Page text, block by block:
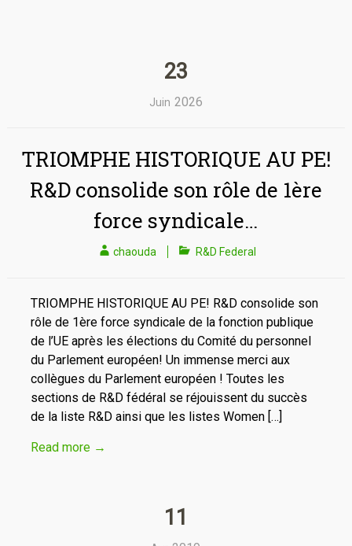
23
Juin 2026
TRIOMPHE HISTORIQUE AU PE!
R&D consolide son rôle de 1ère
force syndicale…
chaouda R&D Federal
TRIOMPHE HISTORIQUE AU PE! R&D consolide son
rôle de 1ère force syndicale de la fonction publique
de l’UE après les élections du Comité du personnel
du Parlement européen! Un immense merci aux
collègues du Parlement européen ! Toutes les
sections de R&D fédéral se réjouissent du succès
de la liste R&D ainsi que les listes Women […]
Read more →
11